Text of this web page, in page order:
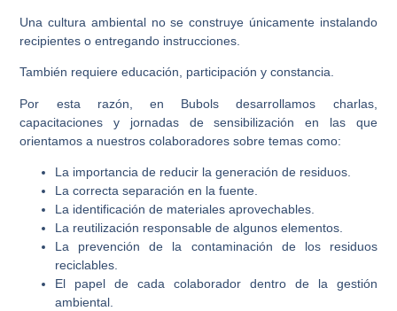
Una cultura ambiental no se construye únicamente instalando
recipientes o entregando instrucciones.
También requiere educación, participación y constancia.
Por esta razón, en Bubols desarrollamos charlas,
capacitaciones y jornadas de sensibilización en las que
orientamos a nuestros colaboradores sobre temas como:
La importancia de reducir la generación de residuos.
La correcta separación en la fuente.
La identificación de materiales aprovechables.
La reutilización responsable de algunos elementos.
La prevención de la contaminación de los residuos
reciclables.
El papel de cada colaborador dentro de la gestión
ambiental.